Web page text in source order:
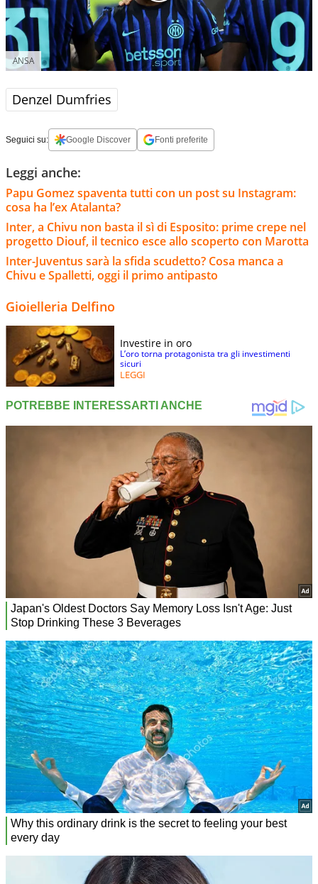
ANSA
Denzel Dumfries
Seguici su: Google Discover Fonti preferite
Leggi anche:
Papu Gomez spaventa tutti con un post su Instagram:
cosa ha l’ex Atalanta?
Inter, a Chivu non basta il sì di Esposito: prime crepe nel
progetto Diouf, il tecnico esce allo scoperto con Marotta
Inter-Juventus sarà la sfida scudetto? Cosa manca a
Chivu e Spalletti, oggi il primo antipasto
Gioielleria Delfino
Investire in oro
L’oro torna protagonista tra gli investimenti
sicuri
LEGGI